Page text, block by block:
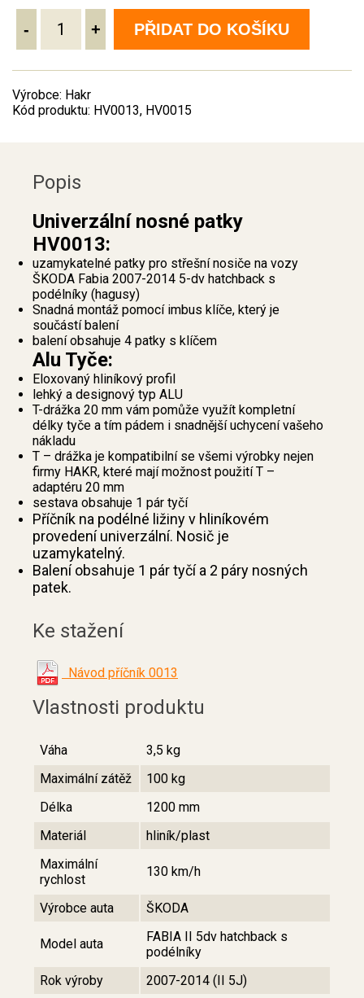
- + PŘIDAT DO KOŠÍKU
Výrobce: Hakr
Kód produktu: HV0013, HV0015
Popis
Univerzální nosné patky
HV0013:
uzamykatelné patky pro střešní nosiče na vozy
ŠKODA Fabia 2007-2014 5-dv hatchback s
podélníky (hagusy)
Snadná montáž pomocí imbus klíče, který je
součástí balení
balení obsahuje 4 patky s klíčem
Alu Tyče:
Eloxovaný hliníkový profil
lehký a designový typ ALU
T-drážka 20 mm vám pomůže využít kompletní
délky tyče a tím pádem i snadnější uchycení vašeho
nákladu
T – drážka je kompatibilní se všemi výrobky nejen
firmy HAKR, které mají možnost použití T –
adaptéru 20 mm
sestava obsahuje 1 pár tyčí
Příčník na podélné ližiny v hliníkovém
provedení univerzální. Nosič je
uzamykatelný.
Balení obsahuje 1 pár tyčí a 2 páry nosných
patek.
Ke stažení
Návod příčník 0013
Vlastnosti produktu
Váha
3,5 kg
Maximální zátěž
100 kg
Délka
1200 mm
Materiál
hliník/plast
Maximální
rychlost
130 km/h
Výrobce auta ŠKODA
Model auta
FABIA II 5dv hatchback s
podélníky
Rok výroby
2007-2014 (II 5J)